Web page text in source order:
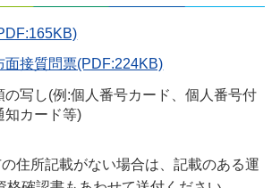
面接質問票(PDF:224KB)
の写し(例:個人番号カード、個人番号付
知カード等)
住所記載がない場合は、記載のある運